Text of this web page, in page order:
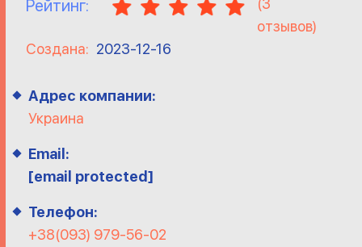
Рейтинг: (3
отзывов)
Создана: 2023-12-16
Адрес компании:
Украина
Email:
[email protected]
Телефон:
+38(093) 979-56-02